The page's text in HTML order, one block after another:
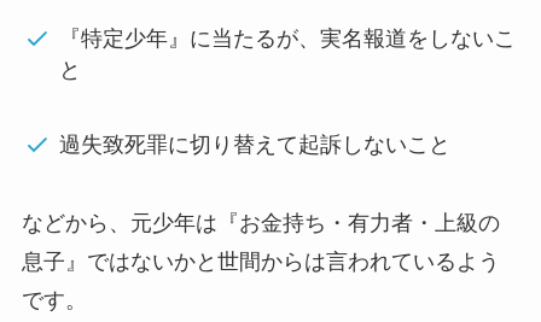
『特定少年』に当たるが、実名報道をしないこ
と
過失致死罪に切り替えて起訴しないこと
などから、元少年は『お金持ち・有力者・上級の
息子』ではないかと世間からは言われているよう
です。